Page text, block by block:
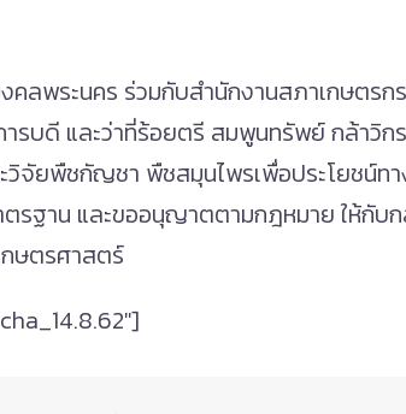
ลพระนคร ร่วมกับสำนักงานสภาเกษตร
รบดี และว่าที่ร้อยตรี สมพูนทรัพย์ กล้าวิ
วิจัยพืชกัญชา พืชสมุนไพรเพื่อประโยชน์
รฐาน และขออนุญาตตามกฎหมาย ให้กับ
ษตรศาสตร์